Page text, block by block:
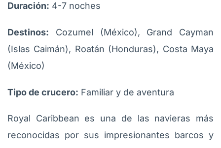
Duración: 4-7 noches
Destinos: Cozumel (México), Grand Cayman
(Islas Caimán), Roatán (Honduras), Costa Maya
(México)
Tipo de crucero: Familiar y de aventura
Royal Caribbean es una de las navieras más
reconocidas por sus impresionantes barcos y